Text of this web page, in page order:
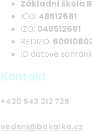
Základní škola
IČO: 48512681
IZO: 048512681
REDIZO:
ID datové
Kontakt
+420 543 212 725
vedeni@bakalka.cz